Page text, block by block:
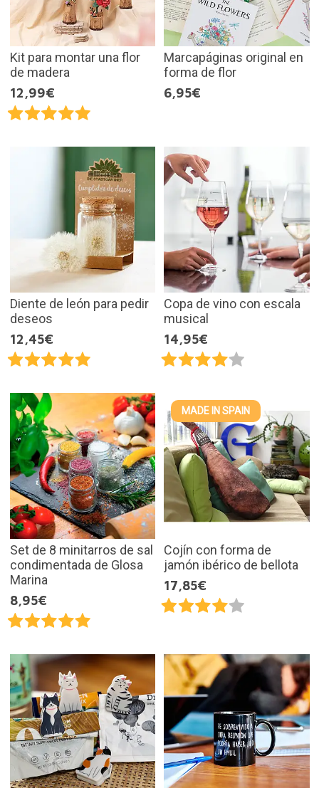
Kit para montar una flor
de madera
12,99€
Marcapáginas original en
forma de flor
6,95€
Diente de león para pedir
deseos
12,45€
Copa de vino con escala
musical
14,95€
Set de 8 minitarros de sal
condimentada de Glosa
Marina
8,95€
MADE IN SPAIN
Cojín con forma de
jamón ibérico de bellota
17,85€